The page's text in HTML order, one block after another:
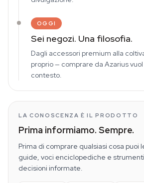
OGGI
Sei negozi. Una filosofia.
Dagli accessori premium alla
proprio — comprare da Azarius
contesto.
LA CONOSCENZA È IL PRODOTTO
Prima informiamo. Sempre.
Prima di comprare qualsiasi cosa puoi
guide, voci enciclopediche e
decisioni informate.